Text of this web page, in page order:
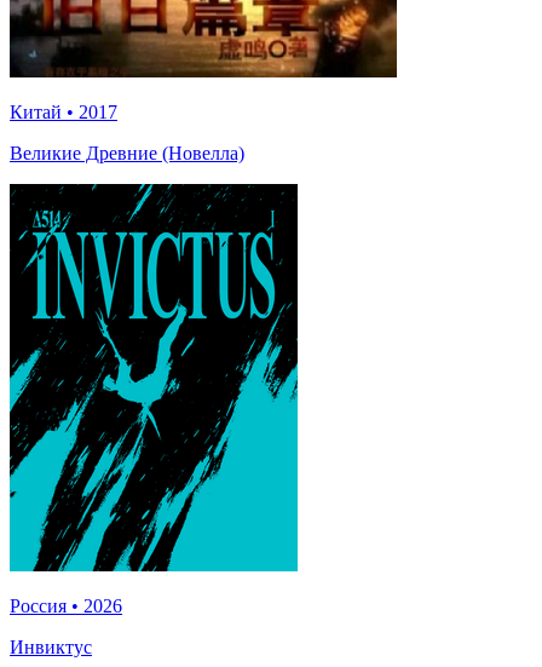
Китай • 2017
Великие Древние (Новелла)
Россия • 2026
Инвиктус